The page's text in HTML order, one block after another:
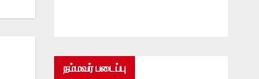
நம்மவர் படைப்பு